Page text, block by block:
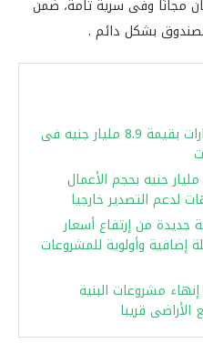
لعلاج الإدمان مجانًا وفى سرية تامة، ضمن
بشكل دائم .
وزير الإسكان : توجيه استثمارات بقيمة 8.9 مليار جنيه فى
قطاع المقاولات يُحقق 800 مليار جنيه بحجم الأعمال
جديدة من إرتفاع أسعار
إضافية وأولوية للمشروعات
مشروعات البنية
قريبا